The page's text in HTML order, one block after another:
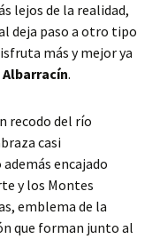
lejos de la realidad,
deja paso a otro tipo
más y mejor ya
Albarracín.
recodo del río
casi
encajado
y los Montes
emblema de la
que forman junto al